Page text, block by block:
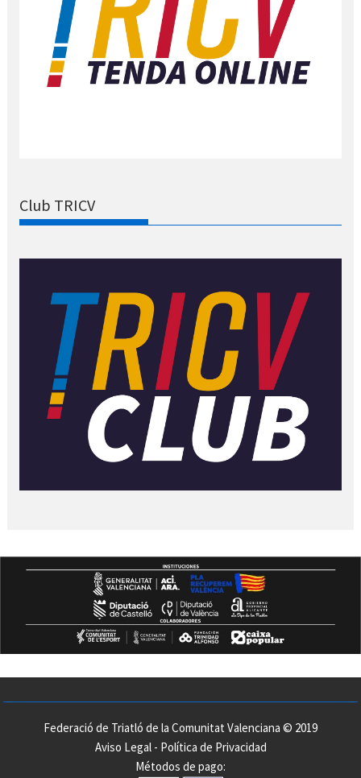
Club TRICV
Federació de Triatló de la Comunitat Valenciana © 2019
Aviso Legal- Política de Privacidad
Métodos de pago: